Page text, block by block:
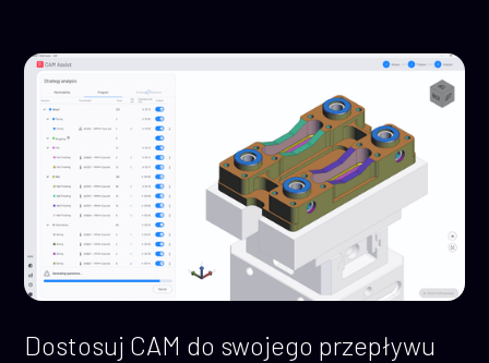
Dostosuj CAM do swojego przepływu